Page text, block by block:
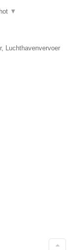
▼
Luchthavenvervoer